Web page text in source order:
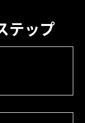
テップ